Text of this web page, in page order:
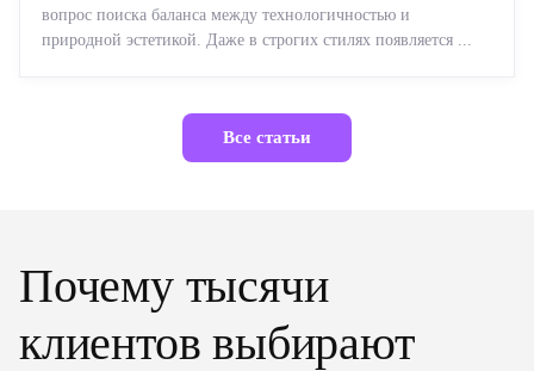
вопрос поиска баланса между технологичностью и
природной эстетикой. Даже в строгих стилях появляется ...
Все статьи
Почему тысячи
клиентов выбирают